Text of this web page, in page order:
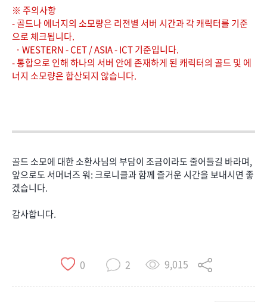
※ 주의사항
- 골드나 에너지의 소모량은 리전별 서버 시간과 각 캐릭터를 기준
으로 체크됩니다.
· WESTERN - CET / ASIA - ICT 기준입니다.
- 통합으로 인해 하나의 서버 안에 존재하게 된 캐릭터의 골드 및 에
너지 소모량은 합산되지 않습니다.
골드 소모에 대한 소환사님의 부담이 조금이라도 줄어들길 바라며,
앞으로도 서머너즈 워: 크로니클과 함께 즐거운 시간을 보내시면 좋
겠습니다.
감사합니다.
0 2 9,015